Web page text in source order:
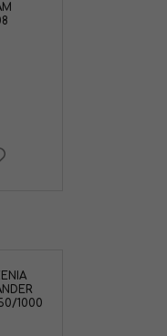
1000